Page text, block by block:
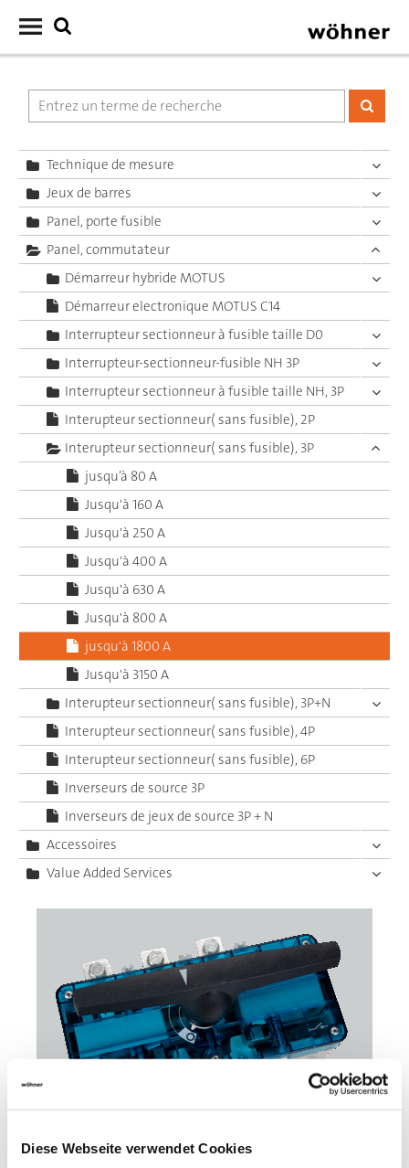
Diese Webseite verwendet Cookies
Technique de mesure
Jeux de barres
Panel, porte fusible
Panel, commutateur
Démarreur hybride MOTUS
Démarreur electronique MOTUS C14
Interrupteur sectionneur à fusible taille D0
Interrupteur-sectionneur-fusible NH 3P
Interrupteur sectionneur à fusible taille NH, 3P
Interupteur sectionneur( sans fusible), 2P
Interupteur sectionneur( sans fusible), 3P
jusqu’à 80 A
Jusqu'à 160 A
Jusqu'à 250 A
Jusqu'à 400 A
Jusqu'à 630 A
Jusqu'à 800 A
jusqu'à 1800 A
Jusqu'à 3150 A
Interupteur sectionneur( sans fusible), 3P+N
Interupteur sectionneur( sans fusible), 4P
Interupteur sectionneur( sans fusible), 6P
Inverseurs de source 3P
Inverseurs de jeux de source 3P + N
Accessoires
Value Added Services